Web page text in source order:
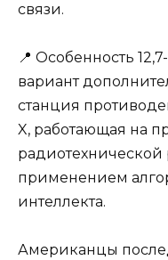
связи.
📍 Особенность
вариант
станция
X, работающая на
радиотехнической
применением
интеллекта.
Американцы